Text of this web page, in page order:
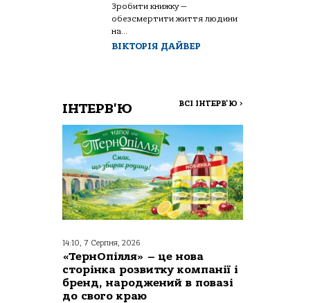
Зробити книжку —
обезсмертити життя людини
на...
ВІКТОРІЯ ДАЙВЕР
ІНТЕРВ'Ю ВСІ ІНТЕРВ'Ю >
14:10, 7 Серпня, 2026
«ТернОпілля» – це нова
сторінка розвитку компанії і
бренд, народжений в повазі
до свого краю